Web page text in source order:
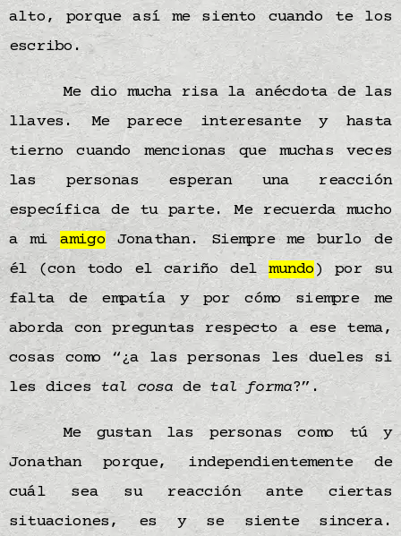
alto, porque así me siento cuando te los
escribo.
Me dio mucha risa la anécdota de las
llaves. Me parece interesante y hasta
tierno cuando mencionas que muchas veces
las personas esperan una reacción
específica de tu parte. Me recuerda mucho
a mi amigoJonathan. Siempre me burlo de
él (con todo el cariño delmundo) por su
falta de empatía y por cómo siempre me
aborda con preguntas respecto a ese tema,
cosas como “¿a las personas les dueles si
les dices tal cosadetal forma?”.
Me gustan las personas como tú y
Jonathan porque, independientemente de
cuál sea su reacción ante ciertas
situaciones, es y se siente sincera.